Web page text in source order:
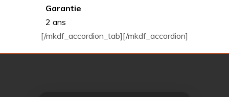
Garantie
2 ans
[/mkdf_accordion_tab][/mkdf_accordion]